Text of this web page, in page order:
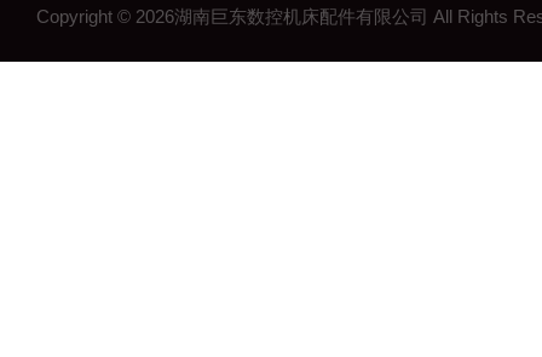
Copyright © 2026湖南巨东数控机床配件有限公司 All Rights